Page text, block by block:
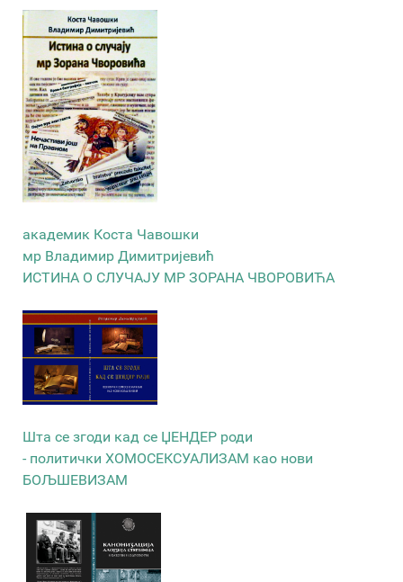
академик Коста Чавошки
мр Владимир Димитријевић
ИСТИНА О СЛУЧАЈУ МР ЗОРАНА ЧВОРОВИЋА
Шта се згоди кад се ЏЕНДЕР роди
- политички ХОМОСЕКСУАЛИЗАМ као нови
БОЉШЕВИЗАМ